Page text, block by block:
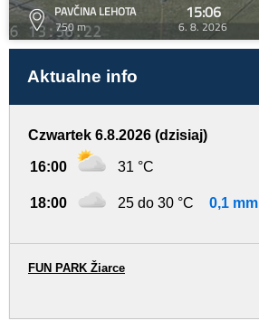
PAVČINA LEHOTA
750 m
15:06
6. 8. 2026
Aktualne info
Czwartek 6.8.2026 (dzisiaj)
16:00 31 °C
18:00 25 do 30 °C 0,1 mm
FUN PARK Žiarce